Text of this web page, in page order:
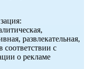
развлекательная,
соответствии с
о рекламе